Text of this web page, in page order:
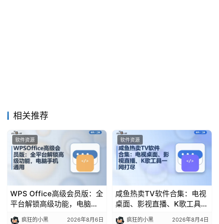
相关推荐
软件资源
WPS Office高级会员版：全
平台解锁高级功能，电脑手
机通用
疯狂的小黑 2026年8月6日
软件资源
咸鱼热卖TV软件合集：电视
桌面、影视直播、K歌工具一
网打尽
疯狂的小黑 2026年8月4日